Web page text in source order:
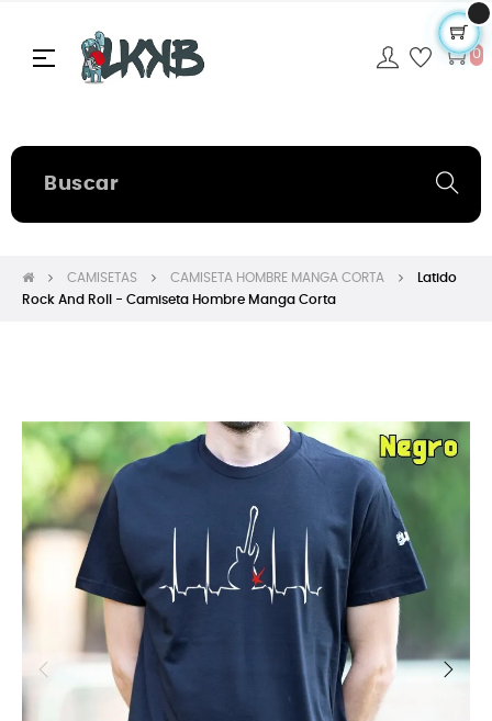
Navegación
☰ 0
CAMISETAS CAMISETA HOMBRE MANGA CORTA
Latido
Rock And Roll - Camiseta Hombre Manga Corta